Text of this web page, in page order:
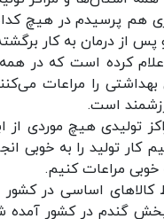
هم پرسیدم در هیچ
پس از درمان به کار
کرده است که در
را مراعات
است.
تولیدی هیچ موردی از
کار تولید را به خوبی
خوبی مراعات کنیم.
کالاهای اساسی در کشور
گندم در کشور آمده